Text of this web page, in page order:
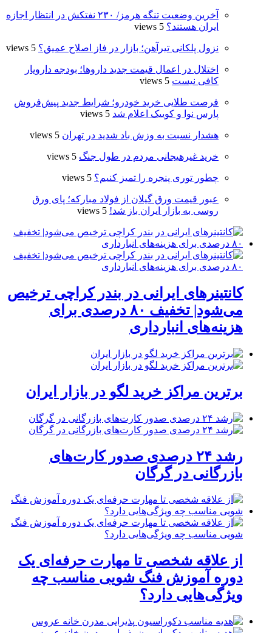
آخرین وضعیت تنگه هرمز/ ۲۳۰ نفتکش در انتظار اجازه
ایران هستند؟ 5 views
نزول پلکانی تیرآهن؛ بازار در فاز اصلاح عمیق؟ 5 views
اختلال در اعمال قیمت‌ جدید داروها؛ بودجه دارویار
کافی نیست 5 views
فرصت طلایی خرید خودرو؛ شرایط جدید پیش‌فروش
پارس نوا و کوییک اعلام شد 5 views
هشدار نسبت به وزش باد شدید در تهران 5 views
خرید غیرهیجانی مردم در طول جنگ 5 views
چطور توری پنجره را تمیز کنیم؟ 5 views
عبور قیمت ورق گیلان از فولاد مبارکه؛ پای ورق
روسی به بازار ایران باز شد! 5 views
کانتینرهای ایرانی در بندر کراچی ترخیص
می‌شود| تخفیف ۸۰ درصدی برای
هزینه‌های انبارداری
برترین مراکز خرید لگو در بازار ایران
رشد ۲۴ درصدی صدور کارت‌های
بازرگانی در گرگان
از علاقه شخصی تا مهارت حرفه‌ای یک
دوره آموزش فنگ شویی مناسب چه
ویژگی‌هایی دارد؟